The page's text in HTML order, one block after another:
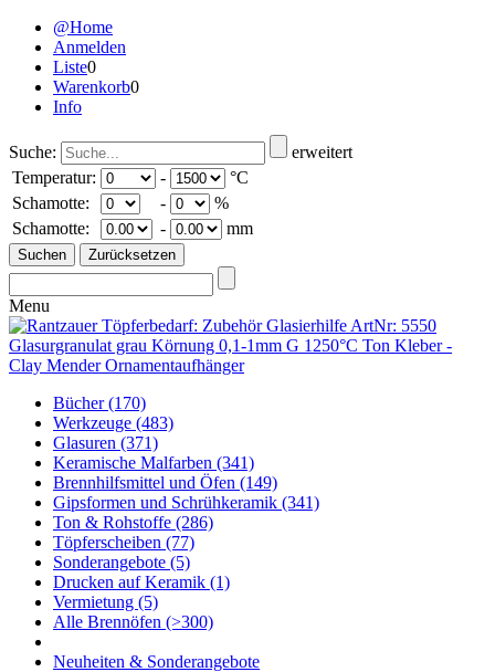
@Home
Anmelden
Liste0
Warenkorb0
Info
Suche:
erweitert
Temperatur:
-
°C
Schamotte:
-
%
Schamotte:
- mm
Menu
Bücher(170)
Werkzeuge (483)
Glasuren (371)
Keramische Malfarben (341)
Brennhilfsmittel und Öfen (149)
Gipsformen und Schrühkeramik (341)
Ton & Rohstoffe (286)
Töpferscheiben (77)
Sonderangebote (5)
Drucken auf Keramik (1)
Vermietung (5)
Alle Brennöfen (>300)
Neuheiten & Sonderangebote